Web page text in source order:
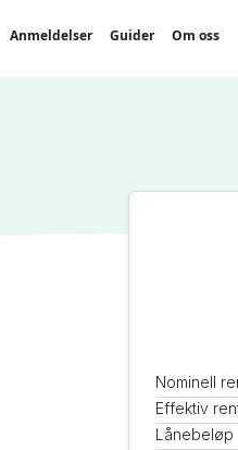
Anmeldelser Guider Om oss
Nominell
Effektiv
Lånebeløp